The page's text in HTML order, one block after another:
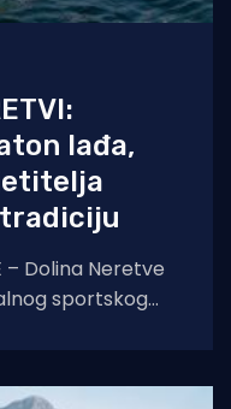
lađa,
– Dolina Neretve
sportskog